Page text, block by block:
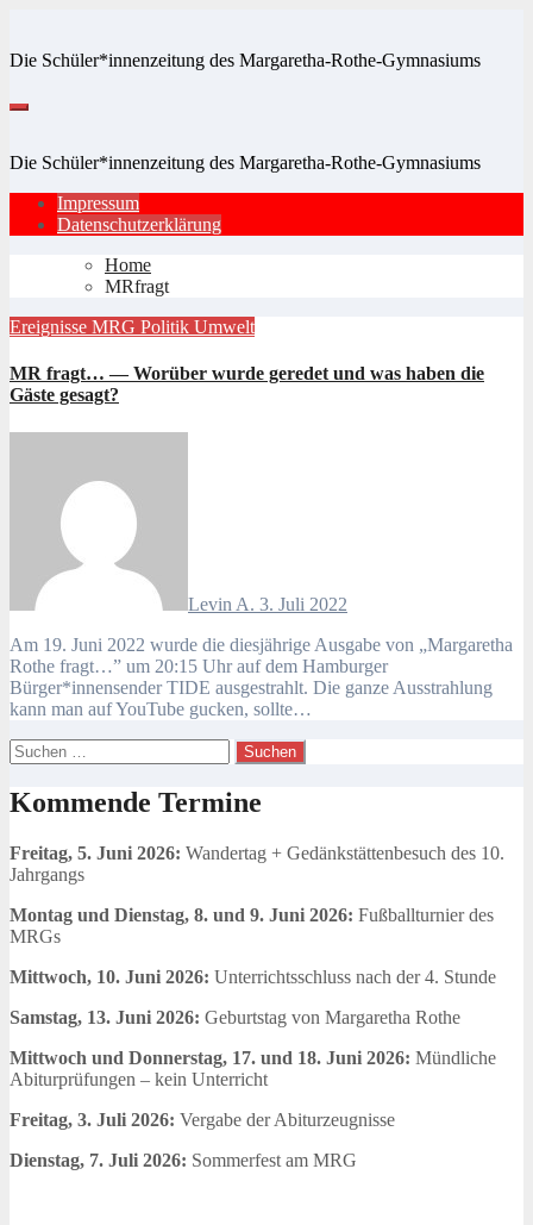
springen
Die Schüler*innenzeitung des Margaretha-Rothe-Gymnasiums
Die Schüler*innenzeitung des Margaretha-Rothe-Gymnasiums
Impressum
Datenschutzerklärung
Home
MRfragt
Ereignisse MRG Politik Umwelt
MR fragt… — Worüber wurde geredet und was haben die
Gäste gesagt?
Levin A. 3. Juli 2022
Am 19. Juni 2022 wurde die diesjährige Ausgabe von „Margaretha
Rothe fragt…” um 20:15 Uhr auf dem Hamburger
Bürger*innensender TIDE ausgestrahlt. Die ganze Ausstrahlung
kann man auf YouTube gucken, sollte…
Suchen
nach:
Kommende Termine
Freitag, 5. Juni 2026: Wandertag + Gedänkstättenbesuch des 10.
Jahrgangs
Montag und Dienstag, 8. und 9. Juni 2026: Fußballturnier des
MRGs
Mittwoch, 10. Juni 2026: Unterrichtsschluss nach der 4. Stunde
Samstag, 13. Juni 2026: Geburtstag von Margaretha Rothe
Mittwoch und Donnerstag, 17. und 18. Juni 2026: Mündliche
Abiturprüfungen – kein Unterricht
Freitag, 3. Juli 2026: Vergabe der Abiturzeugnisse
Dienstag, 7. Juli 2026: Sommerfest am MRG